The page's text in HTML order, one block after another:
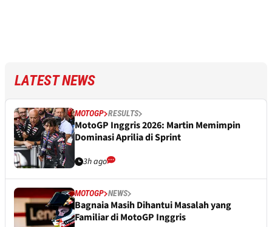
LATEST NEWS
MOTOGP RESULTS
MotoGP Inggris 2026: Martin Memimpin
Dominasi Aprilia di Sprint
3h ago
MOTOGP NEWS
Bagnaia Masih Dihantui Masalah yang
Familiar di MotoGP Inggris